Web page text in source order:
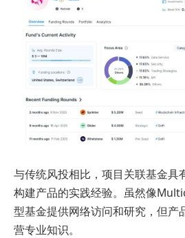
与传统风投相比，项目关联基金具
构建产品的实践经验。虽然像
型基金提供网络访问和研究，但产
营专业知识。